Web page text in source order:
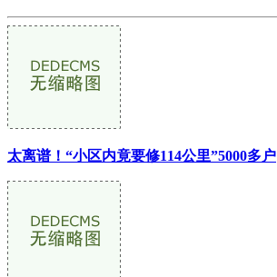
太离谱！“小区内竟要修114公里”5000多户